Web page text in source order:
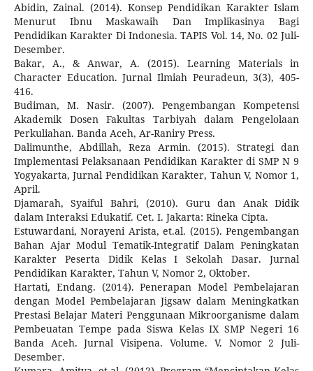
Abidin, Zainal. (2014). Konsep Pendidikan Karakter Islam
Menurut Ibnu Maskawaih Dan Implikasinya Bagi
Pendidikan Karakter Di Indonesia. TAPIS Vol. 14, No. 02 Juli-
Desember.
Bakar, A., & Anwar, A. (2015). Learning Materials in
Character Education. Jurnal Ilmiah Peuradeun, 3(3), 405-
416.
Budiman, M. Nasir. (2007). Pengembangan Kompetensi
Akademik Dosen Fakultas Tarbiyah dalam Pengelolaan
Perkuliahan. Banda Aceh, Ar-Raniry Press.
Dalimunthe, Abdillah, Reza Armin. (2015). Strategi dan
Implementasi Pelaksanaan Pendidikan Karakter di SMP N 9
Yogyakarta, Jurnal Pendidikan Karakter, Tahun V, Nomor 1,
April.
Djamarah, Syaiful Bahri, (2010). Guru dan Anak Didik
dalam Interaksi Edukatif. Cet. I. Jakarta: Rineka Cipta.
Estuwardani, Norayeni Arista, et.al. (2015). Pengembangan
Bahan Ajar Modul Tematik-Integratif Dalam Peningkatan
Karakter Peserta Didik Kelas I Sekolah Dasar. Jurnal
Pendidikan Karakter, Tahun V, Nomor 2, Oktober.
Hartati, Endang. (2014). Penerapan Model Pembelajaran
dengan Model Pembelajaran Jigsaw dalam Meningkatkan
Prestasi Belajar Materi Penggunaan Mikroorganisme dalam
Pembeuatan Tempe pada Siswa Kelas IX SMP Negeri 16
Banda Aceh. Jurnal Visipena. Volume. V. Nomor 2 Juli-
Desember.